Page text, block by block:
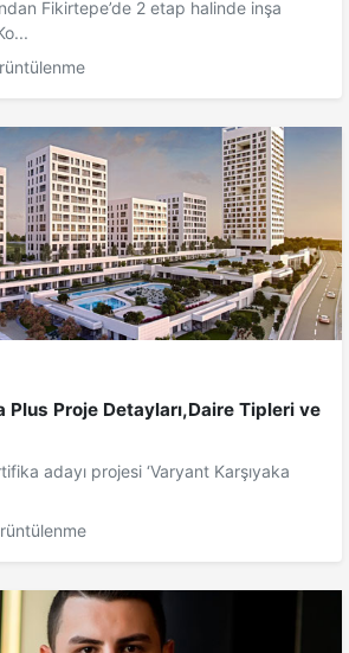
Fikirtepe’de 2 etap halinde inşa
Plus Proje Detayları,Daire Tipleri ve
adayı projesi ‘Varyant Karşıyaka